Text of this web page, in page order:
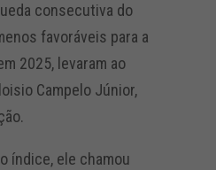
consecutiva do
favoráveis para a
2025, levaram ao
Campelo Júnior,
índice, ele chamou